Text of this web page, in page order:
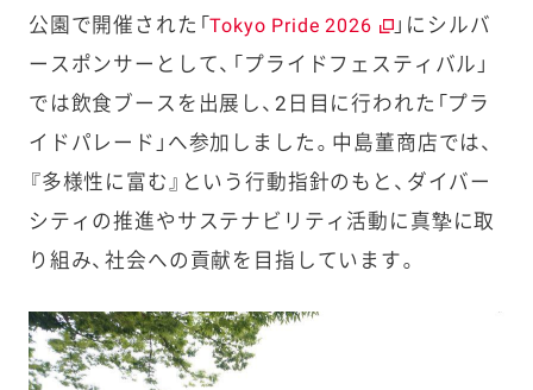
公園で開催された「Tokyo Pride 2026
」にシルバ
ースポンサーとして、「プライドフェスティバル」
では飲食ブースを出展し、2日目に行われた「プラ
イドパレード」へ参加しました。中島董商店では、
『多様性に富む』という行動指針のもと、ダイバー
シティの推進やサステナビリティ活動に真摯に取
り組み、社会への貢献を目指しています。